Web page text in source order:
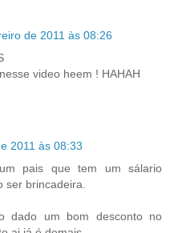
de 2011 às 08:26
video heem ! HAHAH
2011 às 08:33
pais que tem um sálario
ser brincadeira.
dado um bom desconto no